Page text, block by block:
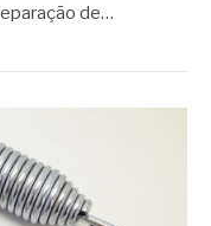
de…